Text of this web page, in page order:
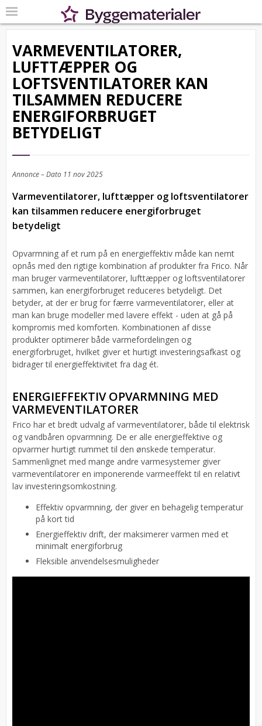
VARMEVENTILATORER,
LUFTTÆPPER OG
LOFTSVENTILATORER KAN
TILSAMMEN REDUCERE
ENERGIFORBRUGET
BETYDELIGT
Annonce – Dato 11 nov 2025
Varmeventilatorer, lufttæpper og loftsventilatorer
kan tilsammen reducere energiforbruget
betydeligt
Opvarmning af et rum på en energieffektiv måde kan nemt
opnås med den rigtige kombination af produkter fra Frico. Når
man bruger varmeventilatorer, lufttæpper og loftsventilatorer
sammen, kan energiforbruget reduceres betydeligt. Det
betyder, at der er brug for færre varmeventilatorer, eller at
man kan bruge modeller med lavere effekt - uden at gå på
kompromis med komforten. Kombinationen af disse
produkter optimerer både varmefordelingen og
energiforbruget, hvilket giver et hurtigt investeringsafkast og
bidrager til energieffektivitet fra dag ét.
ENERGIEFFEKTIV OPVARMNING MED
VARMEVENTILATORER
Frico har et bredt udvalg af varmeventilatorer, både til elektrisk
og vandbåren opvarmning. De er alle energieffektive og
opvarmer hurtigt rummet til den ønskede temperatur.
Sammenlignet med mange andre varmesystemer giver
varmeventilatorer en imponerende varmeeffekt til en relativt
lav investeringsomkostning.
Effektiv opvarmning, der giver en behagelig temperatur
på kort tid
Energieffektiv drift, der maksimerer varmen med et
minimalt energiforbrug
Fleksible anvendelsesmuligheder